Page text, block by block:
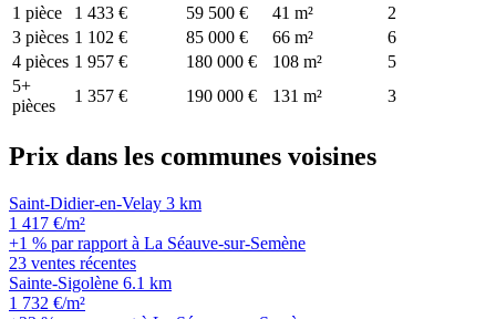
1 pièce
1 433 € 59 500 € 41 m²
2
3 pièces 1 102 € 85 000 € 66 m²
6
4 pièces 1 957 € 180 000 € 108 m²
5
5+
pièces
1 357 € 190 000 € 131 m² 3
Prix dans les communes voisines
Saint-Didier-en-Velay 3 km
1 417 €/m²
+1 % par rapport à La Séauve-sur-Semène
23 ventes récentes
Sainte-Sigolène 6.1 km
1 732 €/m²